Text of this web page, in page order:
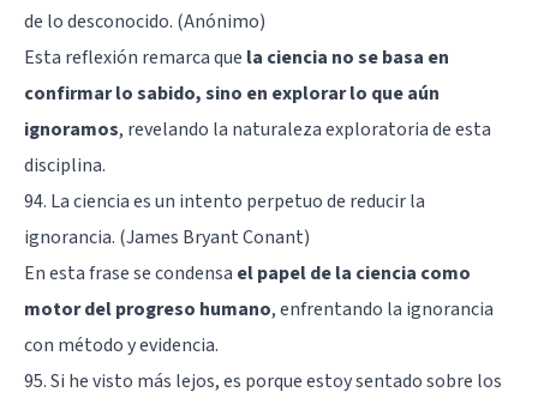
de lo desconocido. (Anónimo)
Esta reflexión remarca que la ciencia no se basa en
confirmar lo sabido, sino en explorar lo que aún
ignoramos, revelando la naturaleza exploratoria de esta
disciplina.
94. La ciencia es un intento perpetuo de reducir la
ignorancia. (James Bryant Conant)
En esta frase se condensa el papel de la ciencia como
motor del progreso humano, enfrentando la ignorancia
con método y evidencia.
95. Si he visto más lejos, es porque estoy sentado sobre los